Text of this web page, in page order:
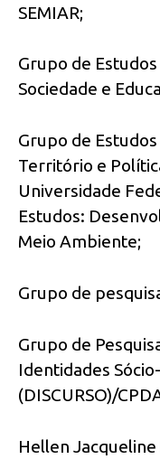
SEMIAR;
Grupo de
Sociedade e
Grupo de
Território e
Universidade
Estudos:
Meio Ambiente;
Grupo de
Grupo de
Identidades
(DISCURSO)/
Hellen